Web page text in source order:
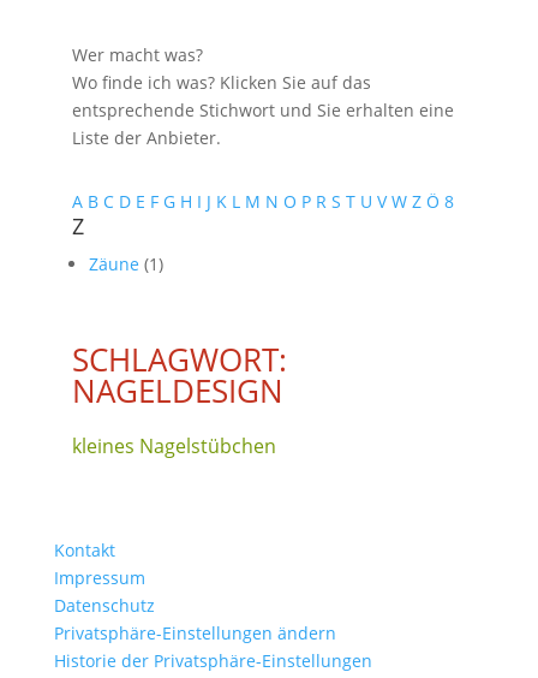
Wer macht was?
Wo finde ich was? Klicken Sie auf das
entsprechende Stichwort und Sie erhalten eine
Liste der Anbieter.
A B C D E F G H I J K L M N O P R S T U V W Z Ö 8
Z
Zäune (1)
SCHLAGWORT:
NAGELDESIGN
kleines Nagelstübchen
Kontakt
Impressum
Datenschutz
Privatsphäre-Einstellungen ändern
Historie der Privatsphäre-Einstellungen